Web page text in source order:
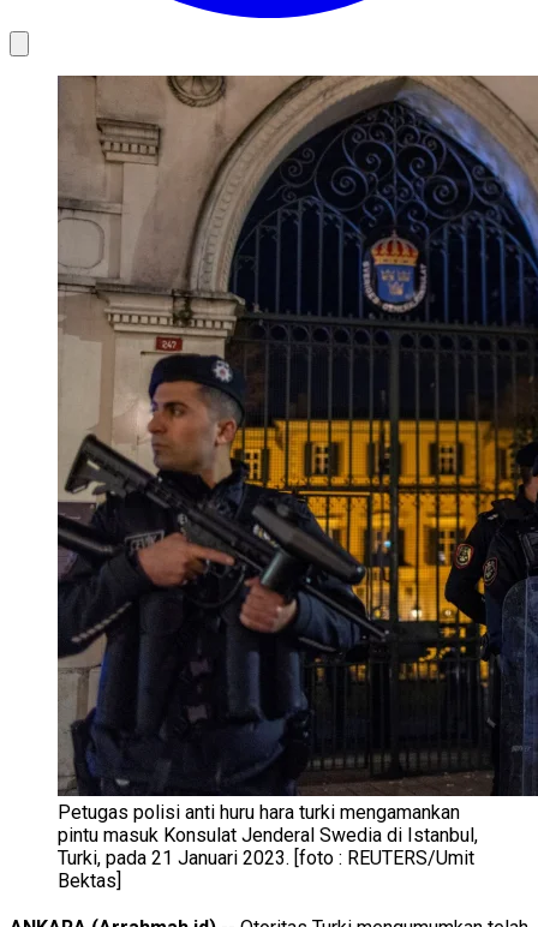
Petugas polisi anti huru hara turki mengamankan
pintu masuk Konsulat Jenderal Swedia di Istanbul,
Turki, pada 21 Januari 2023. [foto : REUTERS/Umit
Bektas]